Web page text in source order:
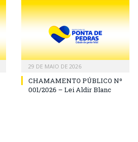
29 DE MAIO DE 2026
CHAMAMENTO PÚBLICO Nº
001/2026 – Lei Aldir Blanc